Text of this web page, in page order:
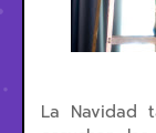
La Navidad